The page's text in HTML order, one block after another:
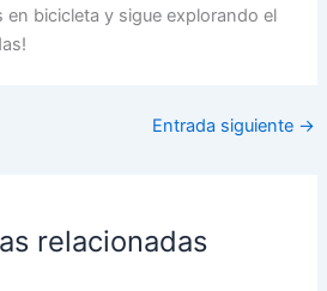
en bicicleta y sigue explorando el
Entrada siguiente →
relacionadas